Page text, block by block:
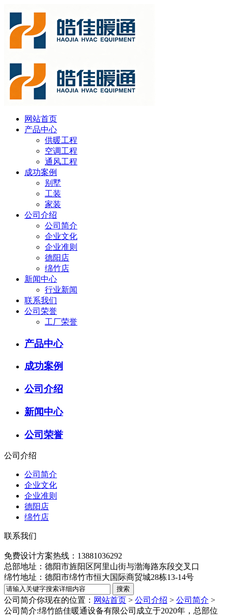
网站首页
产品中心
供暖工程
空调工程
通风工程
成功案例
别墅
工装
家装
公司介绍
公司简介
企业文化
企业准则
德阳店
绵竹店
新闻中心
行业新闻
联系我们
公司荣誉
工厂荣誉
产品中心
成功案例
公司介绍
新闻中心
公司荣誉
公司介绍
公司简介
企业文化
企业准则
德阳店
绵竹店
联系我们
免费设计方案热线：13881036292
总部地址：德阳市旌阳区阿里山街与渤海路东段交叉口
绵竹地址：德阳市绵竹市恒大国际商贸城28栋13-14号
公司简介你现在的位置： 网站首页 > 公司介绍 > 公司简介 >
公司简介:绵竹皓佳暖通设备有限公司成立于2020年，总部位